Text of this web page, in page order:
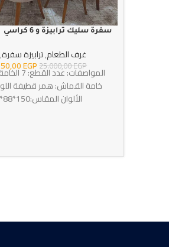
سفرة سليك ترابيزة و 6 كراسي
غرف الطعام,ترابيزة سفرة,
25.000,00EGP
EGPالمواصفات:
خامة القماش: همر قطيفة
الألوان المقاس:150*88*79